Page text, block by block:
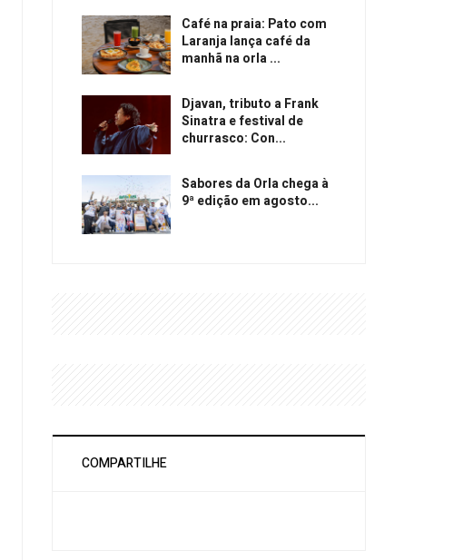
Café na praia: Pato com
Laranja lança café da
manhã na orla ...
Djavan, tributo a Frank
Sinatra e festival de
churrasco: Con...
Sabores da Orla chega à
9ª edição em agosto...
COMPARTILHE